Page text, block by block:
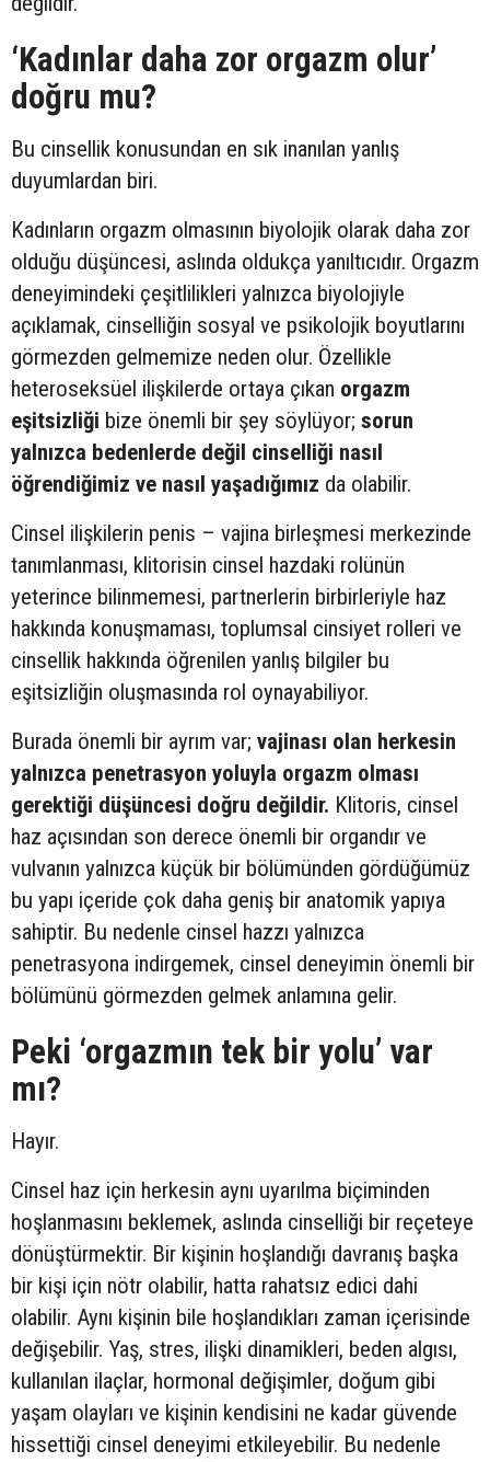
‘Kadınlar daha zor orgazm olur’
doğru mu?
Bu cinsellik konusundan en sık inanılan yanlış
duyumlardan biri.
Kadınların orgazm olmasının biyolojik olarak daha zor
olduğu düşüncesi, aslında oldukça yanıltıcıdır. Orgazm
deneyimindeki çeşitlilikleri yalnızca biyolojiyle
açıklamak, cinselliğin sosyal ve psikolojik boyutlarını
görmezden gelmemize neden olur. Özellikle
heteroseksüel ilişkilerde ortaya çıkan orgazm
eşitsizliği bize önemli bir şey söylüyor; sorun
yalnızca bedenlerde değil cinselliği nasıl
öğrendiğimiz ve nasıl yaşadığımız da olabilir.
Cinsel ilişkilerin penis – vajina birleşmesi merkezinde
tanımlanması, klitorisin cinsel hazdaki rolünün
yeterince bilinmemesi, partnerlerin birbirleriyle haz
hakkında konuşmaması, toplumsal cinsiyet rolleri ve
cinsellik hakkında öğrenilen yanlış bilgiler bu
eşitsizliğin oluşmasında rol oynayabiliyor.
Burada önemli bir ayrım var; vajinası olan herkesin
yalnızca penetrasyon yoluyla orgazm olması
gerektiği düşüncesi doğru değildir. Klitoris, cinsel
haz açısından son derece önemli bir organdır ve
vulvanın yalnızca küçük bir bölümünden gördüğümüz
bu yapı içeride çok daha geniş bir anatomik yapıya
sahiptir. Bu nedenle cinsel hazzı yalnızca
penetrasyona indirgemek, cinsel deneyimin önemli bir
bölümünü görmezden gelmek anlamına gelir.
Peki ‘orgazmın tek bir yolu’ var
mı?
Hayır.
Cinsel haz için herkesin aynı uyarılma biçiminden
hoşlanmasını beklemek, aslında cinselliği bir reçeteye
dönüştürmektir. Bir kişinin hoşlandığı davranış başka
bir kişi için nötr olabilir, hatta rahatsız edici dahi
olabilir. Aynı kişinin bile hoşlandıkları zaman içerisinde
değişebilir. Yaş, stres, ilişki dinamikleri, beden algısı,
kullanılan ilaçlar, hormonal değişimler, doğum gibi
yaşam olayları ve kişinin kendisini ne kadar güvende
hissettiği cinsel deneyimi etkileyebilir. Bu nedenle